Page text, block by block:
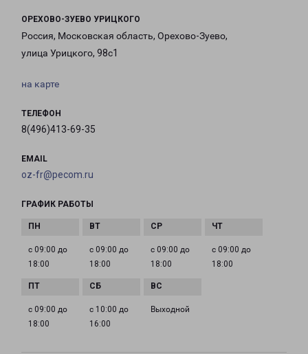
ОРЕХОВО-ЗУЕВО УРИЦКОГО
Россия, Московская область, Орехово-Зуево,
улица Урицкого, 98с1
на карте
ТЕЛЕФОН
8(496)413-69-35
EMAIL
oz-fr@pecom.ru
ГРАФИК РАБОТЫ
с 09:00 до
18:00
с 09:00 до
18:00
с 09:00 до
18:00
с 09:00 до
18:00
с 09:00 до
18:00
с 10:00 до
16:00
Выходной